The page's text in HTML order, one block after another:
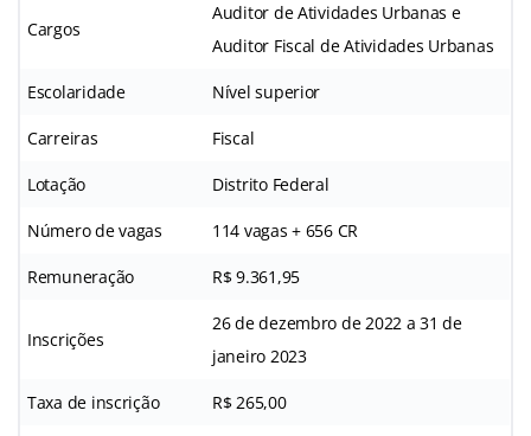
Cargos
Auditor de Atividades Urbanas e
Auditor Fiscal de Atividades Urbanas
Escolaridade Nível superior
Carreiras Fiscal
Lotação Distrito Federal
Número de vagas 114 vagas + 656 CR
Remuneração R$ 9.361,95
Inscrições
26 de dezembro de 2022 a 31 de
janeiro 2023
Taxa de inscrição R$ 265,00